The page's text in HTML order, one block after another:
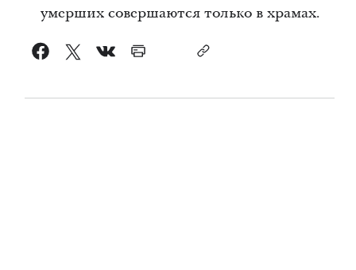
умерших совершаются только в храмах.